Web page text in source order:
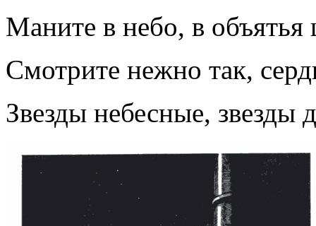
Маните в небо, в объятья
Смотрите нежно так,
Звезды небесные, звезды